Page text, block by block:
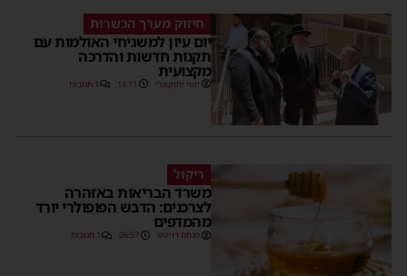
חיזוק מערך הכשרות
יום עיון למשגיחי האולמות עם
תקנות חדשות והדרכה
מקצועית
יוסי יחזקאלי 14:11 1 תגובות
ריקול
משרד הבריאות באזהרה
לצרכנים: הדבש הפופולרי יורד
מהמדפים
מנחם דויטש 06:57 1 תגובות